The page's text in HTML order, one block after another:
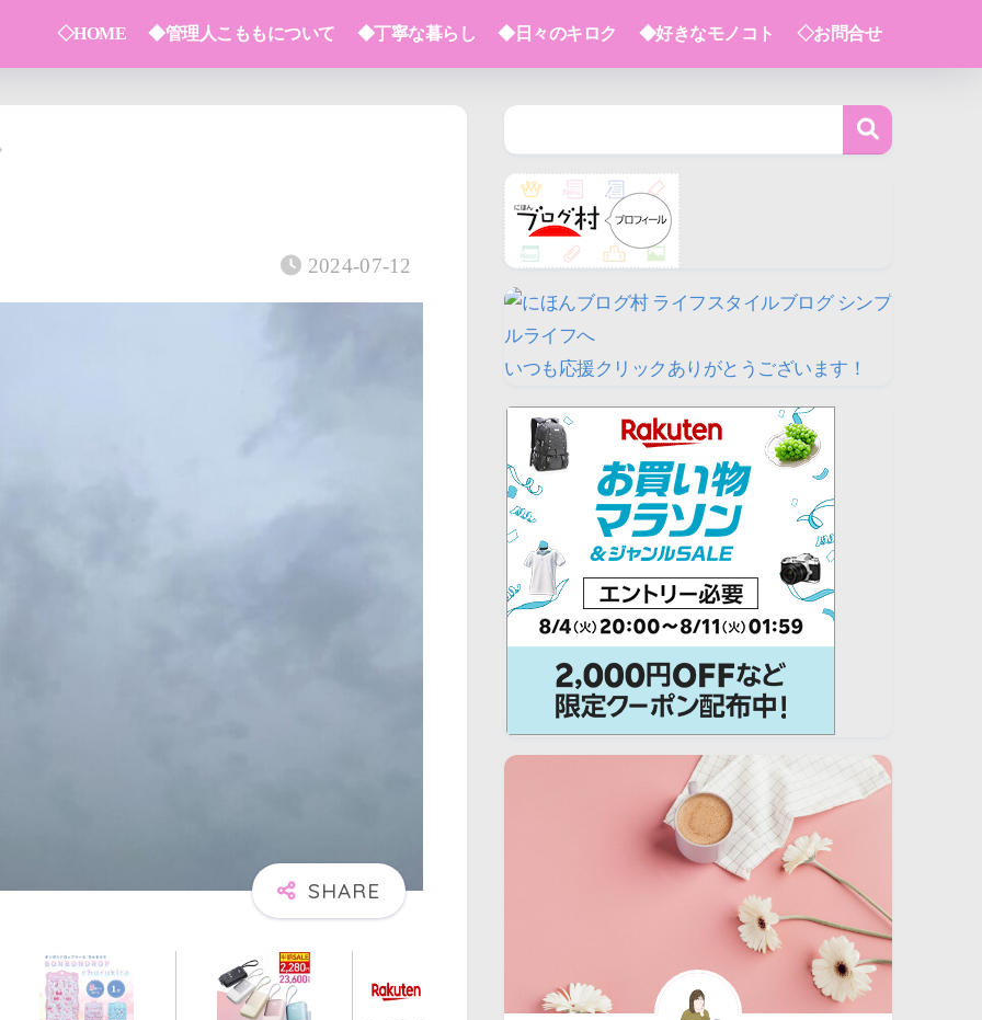
◇HOME ◆管理人こももについて ◆丁寧な暮らし ◆日々のキロク ◆好きなモノコト ◇お問合せ
2024-07-12
いつも応援クリックありがとうございます！